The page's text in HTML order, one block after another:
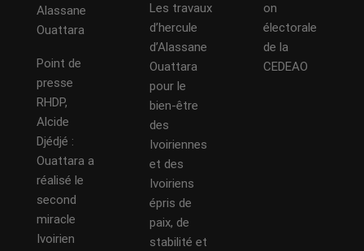
Alassane
Ouattara
Point de
presse
RHDP,
Alcide
Djédjé :
Ouattara a
réalisé le
second
miracle
Ivoirien
Les travaux
d’hercule
d’Alassane
Ouattara
pour le
bien-être
des
Ivoiriennes
et des
Ivoiriens
épris de
paix, de
stabilité et
on
électorale
de la
CEDEAO